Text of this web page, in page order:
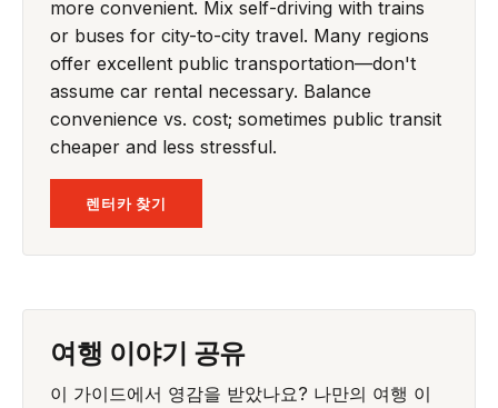
more convenient. Mix self-driving with trains
or buses for city-to-city travel. Many regions
offer excellent public transportation—don't
assume car rental necessary. Balance
convenience vs. cost; sometimes public transit
cheaper and less stressful.
렌터카 찾기
여행 이야기 공유
이 가이드에서 영감을 받았나요? 나만의 여행 이